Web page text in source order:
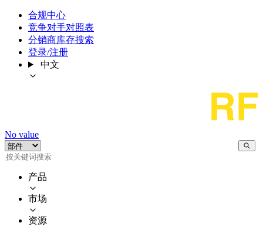
合规中心
竞争对手对照表
分销商库存搜索
登录/注册
中文
No value
产品
市场
资源